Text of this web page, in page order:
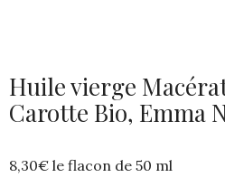
Huile vierge
Carotte Bio, Emma
8,30€ le flacon de 50 ml